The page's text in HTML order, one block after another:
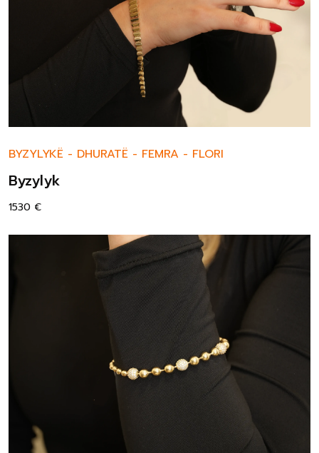
BYZYLYKË - DHURATË - FEMRA - FLORI
Byzylyk
1530 €